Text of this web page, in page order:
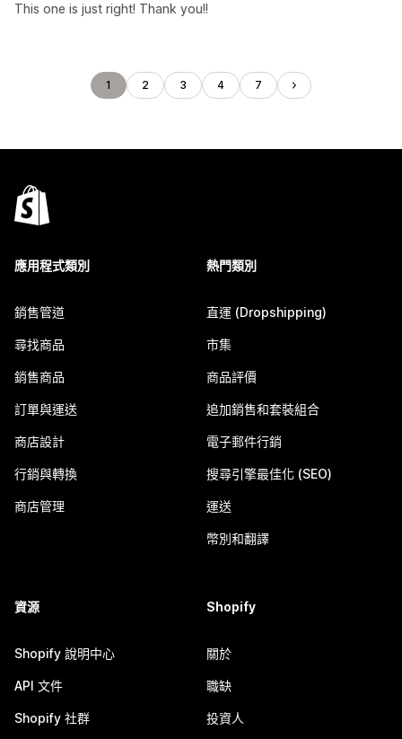
This one is just right! Thank you!!
1 2 3 4 7
應用程式類別
銷售管道
尋找商品
銷售商品
訂單與運送
商店設計
行銷與轉換
商店管理
熱門類別
直運 (Dropshipping)
市集
商品評價
追加銷售和套裝組合
電子郵件行銷
搜尋引擎最佳化 (SEO)
運送
幣別和翻譯
資源
Shopify 說明中心
API 文件
Shopify 社群
Shopify
關於
職缺
投資人